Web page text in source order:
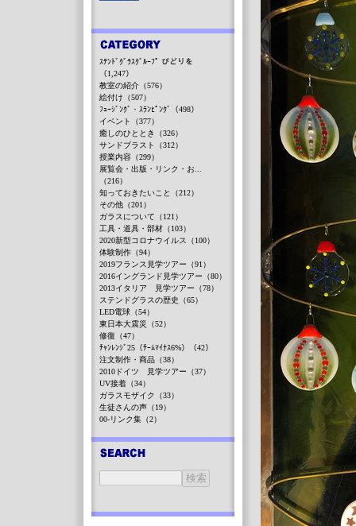
ｽﾃﾝﾄﾞｸﾞﾗｽｸﾞﾙｰﾌﾟ びどりを
（1,247）
教室の紹介（576）
絵付け（507）
ﾌｭｰｼﾞﾝｸﾞ・ｽﾗﾝﾋﾟﾝｸﾞ（498）
イベント（377）
癒しのひととき（326）
サンドブラスト（312）
授業内容（299）
展覧会・出版・リンク・お...
（216）
知っておきたいこと（212）
その他（201）
ガラスについて（121）
工具・道具・部材（103）
2020新型コロナウイルス（100）
体験制作（94）
2019フランス見学ツアー（91）
2016イングランド見学ツアー（80）
2013イタリア 見学ツアー（78）
ステンドグラスの歴史（65）
LED電球（54）
東日本大震災（52）
修復（47）
ﾁｬﾝﾚﾝｼﾞ25（ﾁｰﾑﾏｲﾅｽ6%）（42）
注文制作・商品（38）
2010ドイツ 見学ツアー（37）
UV接着（34）
ガラスモザイク（33）
生徒さんの声（19）
00-リンク集（2）